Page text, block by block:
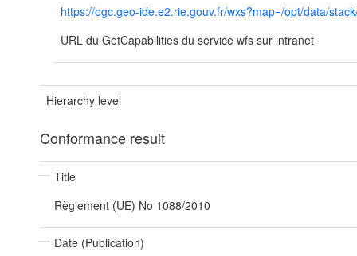
https://ogc.geo-ide.e2.rie.gouv.fr/wxs?map=/opt/data/
URL du GetCapabilities du service wfs sur intranet
Hierarchy level
Conformance result
Title
Règlement (UE) No 1088/2010
Date (Publication)